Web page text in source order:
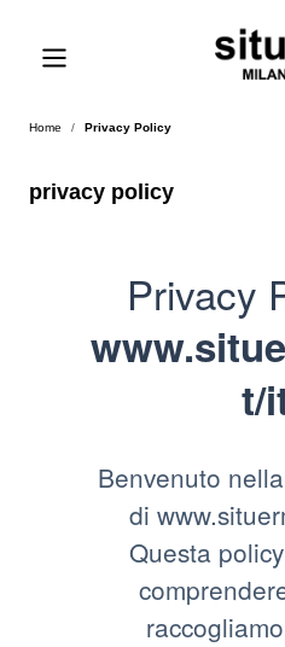
Home / Privacy Policy
privacy policy
Privacy
t/
Benvenuto
di
Questa